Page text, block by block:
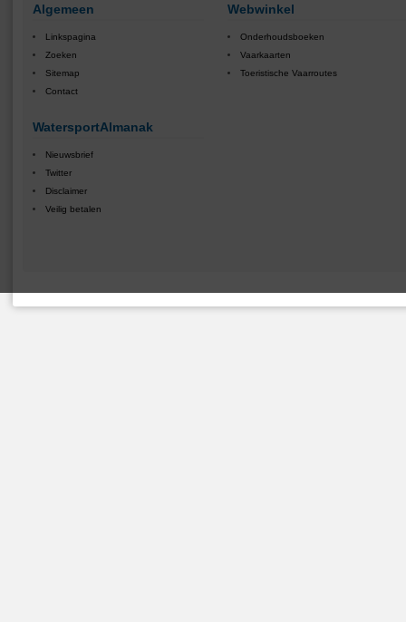
Algemeen
Linkspagina
Zoeken
Sitemap
Contact
WatersportAlmanak
Nieuwsbrief
Twitter
Disclaimer
Veilig betalen
Webwinkel
Onderhoudsboeken
Vaarkaarten
Toeristische Vaarroutes